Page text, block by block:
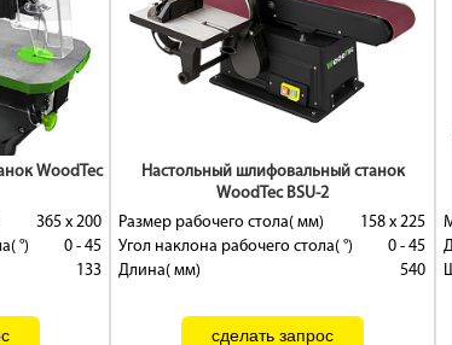
WoodTec
365 х 200
°)
0 - 45
133
Настольный шлифовальный станок
WoodTec BSU-2
Размер рабочего стола( мм)
158 х 225
Угол наклона рабочего стола( °)
0 - 45
Длина( мм)
540